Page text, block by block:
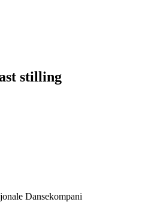
stilling
Dansekompani